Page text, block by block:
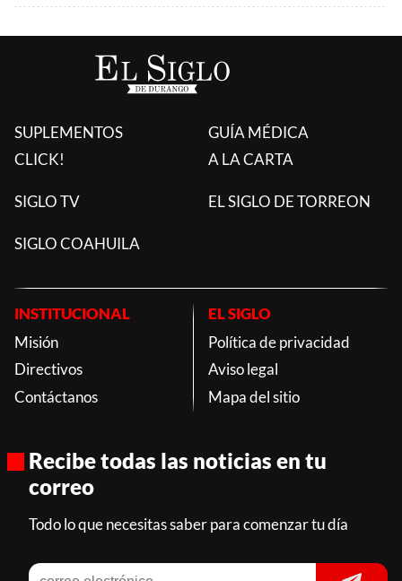
SUPLEMENTOS
CLICK!
GUÍA MÉDICA
A LA CARTA
SIGLO TV EL SIGLO DE TORREON
SIGLO COAHUILA
INSTITUCIONAL
Misión
Directivos
Contáctanos
EL SIGLO
Política de privacidad
Aviso legal
Mapa del sitio
Recibe todas las noticias en tu
correo
Todo lo que necesitas saber para comenzar tu día